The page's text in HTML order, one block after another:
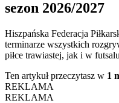
sezon 2026/2027
Hiszpańska Federacja
terminarze wszystkich
piłce trawiastej, jak i w
Ten artykuł przeczytasz w 1
REKLAMA
REKLAMA